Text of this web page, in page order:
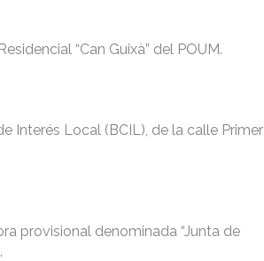
“Can Guixà” del POUM.
Interés Local (BCIL), de la calle Primer
provisional denominada “Junta de